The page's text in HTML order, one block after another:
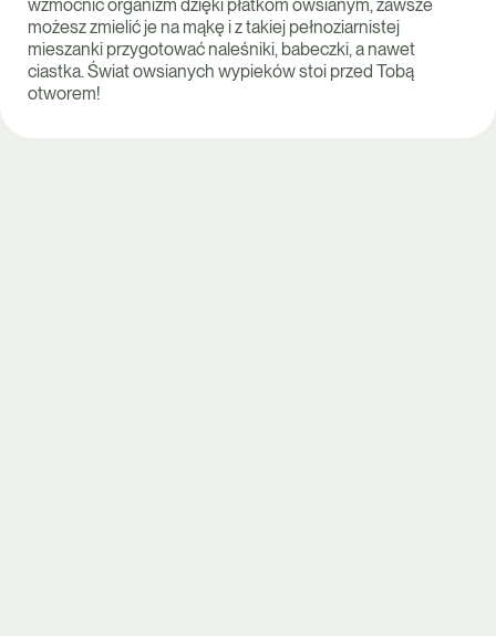
wzmocnić organizm dzięki płatkom owsianym, zawsze
możesz zmielić je na mąkę i z takiej pełnoziarnistej
mieszanki przygotować naleśniki, babeczki, a nawet
ciastka. Świat owsianych wypieków stoi przed Tobą
otworem!